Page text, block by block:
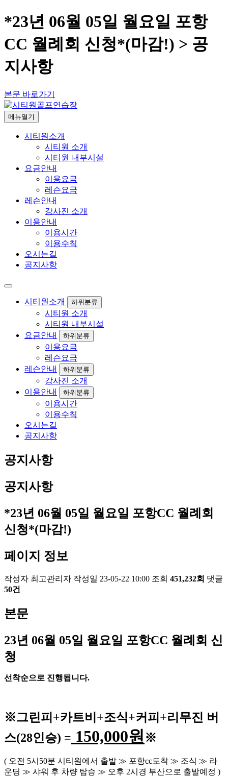
*23년 06월 05일 월요일 포항
CC 월례회 신청*(마감!) > 공
지사항
본문 바로가기
메뉴열기
시티원소개
시티원 소개
시티원 내부시설
요금안내
이용요금
레슨요금
레슨안내
강사진 소개
이용안내
이용시간
이용수칙
오시는길
공지사항
시티원소개 하위분류
시티원 소개
시티원 내부시설
요금안내
하위분류
이용요금
레슨요금
레슨안내
하위분류
강사진 소개
이용안내
하위분류
이용시간
이용수칙
오시는길
공지사항
공지사항
공지사항
*23년 06월 05일 월요일 포항CC 월례회
신청*(마감!)
페이지 정보
작성자 최고관리자 작성일 23-05-22 10:00 조회 451,232회 댓글
50건
본문
23년 06월 05일 월요일 포항CC 월례회 신
청
선착순으로 진행됩니다.
※그린피 +카트비 +조식+커피+리무진 버
스(28인승) = 150,000원 ※
( 오전 5시 50분 시티원에서 출발 ≫ 포항cc도착 ≫ 조식 ≫ 라
운딩 ≫ 샤워 후 차량 탑승 ≫ 오후 2시경 부산으로 출발예정 )